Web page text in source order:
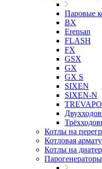
Паровые
BX
Erensan
FLASH
FX
GSX
GX
GX S
SIXEN
SIXEN-N
Котлы на
Котловая
Котлы на
Парогенераторы